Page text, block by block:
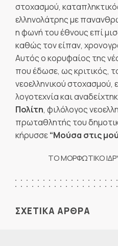
στοχασμού,
ελληνολάτρης με
η φωνή του έθνους επί
καθώς τον είπαν,
Αυτός ο κορυφαίος της
που έδωσε, ως κριτικός,
νεοελληνικού
λογοτεχνία και
Πολίτη, φιλόλογος
πρωταθλητής του
κήρυσσε“Μούσα στις
ΤΟ ΜΟΡΦΩΤΙΚΟ
ΣΧΕΤΙΚΑ ΑΡΘΡΑ